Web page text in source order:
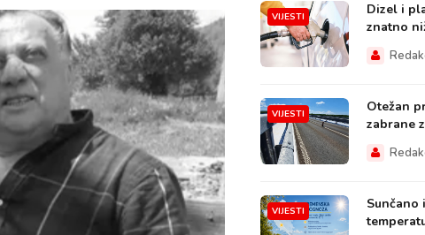
VIJESTI
Dizel i
znatno
VIJESTI
Otežan
zabrane
VIJESTI
Sunčano